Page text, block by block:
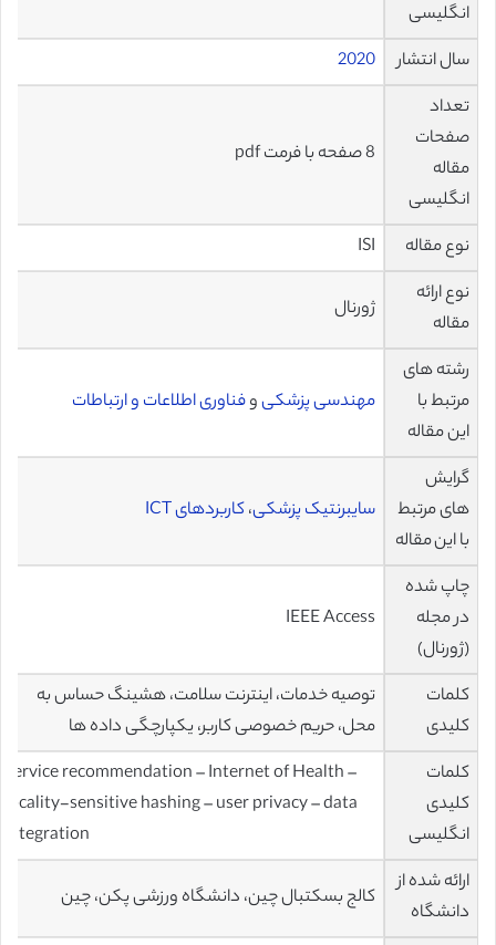
انگلیسی
سال انتشار
2020
تعداد
صفحات
مقاله
انگلیسی
8 صفحه با فرمت pdf
نوع مقاله
ISI
نوع ارائه
مقاله
ژورنال
رشته های
مرتبط با
این مقاله
مهندسی پزشکیوفناوری اطلاعات و ارتباطات
گرایش
های مرتبط
با این مقاله
سایبرنتیک پزشکی،کاربردهای ICT
چاپ شده
در مجله
(ژورنال)
IEEE Access
کلمات
کلیدی
توصیه خدمات، اینترنت سلامت، هشینگ حساس به
محل، حریم خصوصی کاربر، یکپارچگی داده ها
کلمات
کلیدی
انگلیسی
Service recommendation – Internet of Health –
locality-sensitive hashing – user privacy – data
integration
ارائه شده از
دانشگاه
کالج بسکتبال چین، دانشگاه ورزشی پکن، چین